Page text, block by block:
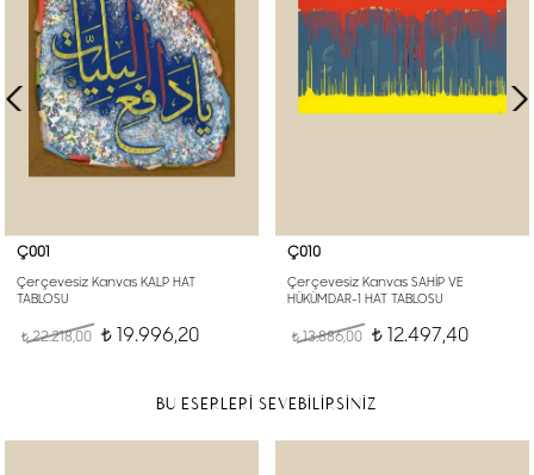
Ç001
Çerçevesiz Kanvas KALP HAT
TABLOSU
t22.218,00 t 19.996,20
Ç010
Çerçevesiz Kanvas SAHİP VE
HÜKÜMDAR-1 HAT TABLOSU
t13.886,00 t 12.497,40
BU ESERLERİ SEVEBİLİRSİNİZ